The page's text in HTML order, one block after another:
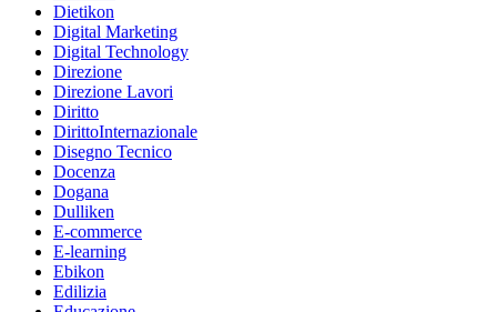
Dietikon
Digital Marketing
Digital Technology
Direzione
Direzione Lavori
Diritto
DirittoInternazionale
Disegno Tecnico
Docenza
Dogana
Dulliken
E-commerce
E-learning
Ebikon
Edilizia